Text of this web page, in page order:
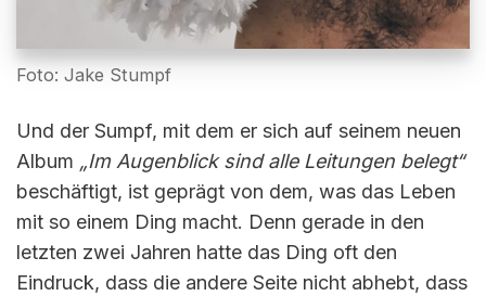
Foto: Jake Stumpf
Und der Sumpf, mit dem er sich auf seinem neuen
Album „Im Augenblick sind alle Leitungen belegt“
beschäftigt, ist geprägt von dem, was das Leben
mit so einem Ding macht. Denn gerade in den
letzten zwei Jahren hatte das Ding oft den
Eindruck, dass die andere Seite nicht abhebt, dass